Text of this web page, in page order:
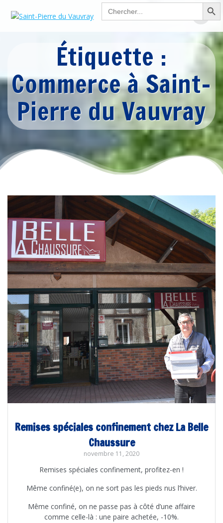
Search Search Button
Passer
au
Étiquette :
Commerce à Saint-
Pierre du Vauvray
Remises spéciales confinement chez La Belle
Chaussure
novembre 11, 2020
Remises spéciales confinement, profitez-en !
Même confiné(e), on ne sort pas les pieds nus l’hiver.
Même confiné, on ne passe pas à côté d’une affaire
comme celle-là : une paire achetée, -10%.